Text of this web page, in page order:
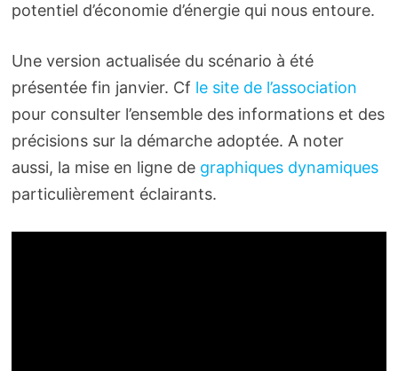
potentiel d’économie d’énergie qui nous entoure.
Une version actualisée du scénario à été
présentée fin janvier. Cf le site de l’association
pour consulter l’ensemble des informations et des
précisions sur la démarche adoptée. A noter
aussi, la mise en ligne de graphiques dynamiques
particulièrement éclairants.